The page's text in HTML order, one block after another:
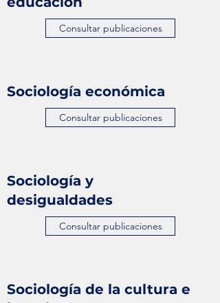
Consultar publicaciones
Sociología económica
Consultar publicaciones
Sociología y
desigualdades
Consultar publicaciones
Sociología de la cultura e